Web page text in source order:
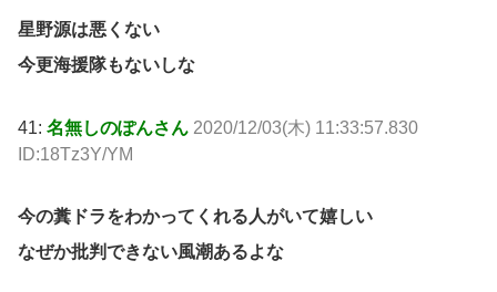
星野源は悪くない
今更海援隊もないしな
41: 名無しのぽんさん 2020/12/03(木) 11:33:57.830
ID:18Tz3Y/YM
今の糞ドラをわかってくれる人がいて嬉しい
なぜか批判できない風潮あるよな